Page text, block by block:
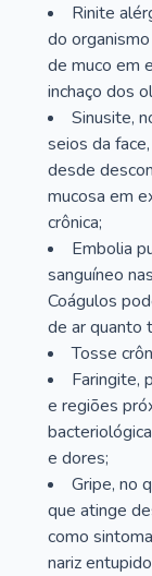
Rinite
do
de muco em
inchaço dos
Sinusite,
seios da
desde
mucosa em
crônica;
Embolia
sanguíneo
Coágulos
de ar quanto
Tosse
Faringite,
e regiões
e dores;
Gripe, no
que atinge
como
nariz